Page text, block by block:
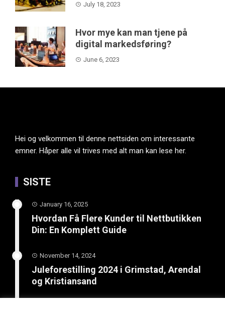
July 18, 2023
Hvor mye kan man tjene på
digital markedsføring?
June 6, 2023
Hei og velkommen til denne nettsiden om interessante
emner. Håper alle vil trives med alt man kan lese her.
SISTE
January 16, 2025
Hvordan Få Flere Kunder til Nettbutikken
Din: En Komplett Guide
November 14, 2024
Juleforestilling 2024 i Grimstad, Arendal
og Kristiansand